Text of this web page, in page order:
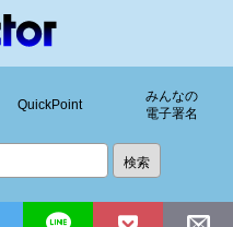
QuickPoint
みんなの
電子署名